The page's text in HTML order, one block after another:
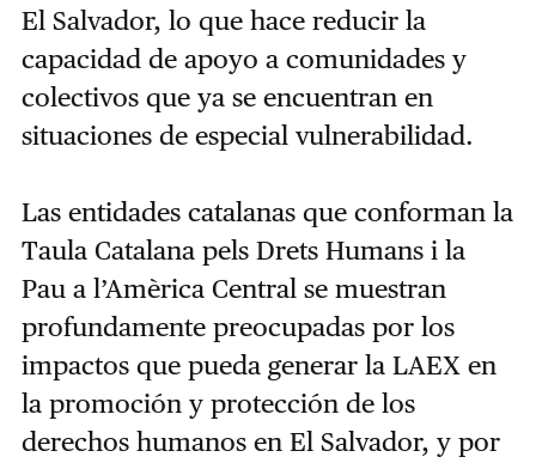
El Salvador, lo que hace reducir la
capacidad de apoyo a comunidades y
colectivos que ya se encuentran en
situaciones de especial vulnerabilidad.
Las entidades catalanas que conforman la
Taula Catalana pels Drets Humans i la
Pau a l’Amèrica Central se muestran
profundamente preocupadas por los
impactos que pueda generar la LAEX en
la promoción y protección de los
derechos humanos en El Salvador, y por